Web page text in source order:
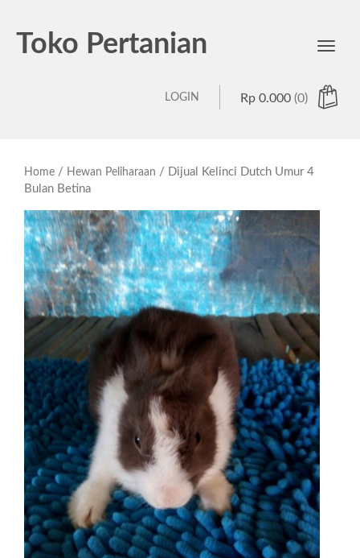
Toko Pertanian
Toggle
Rp 0.000 (0)
LOGIN
Home / Hewan Peliharaan / Dijual Kelinci Dutch Umur 4
Bulan Betina